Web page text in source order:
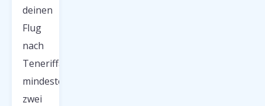
deinen
Flug
nach
Teneriffa
mindestens
zwei